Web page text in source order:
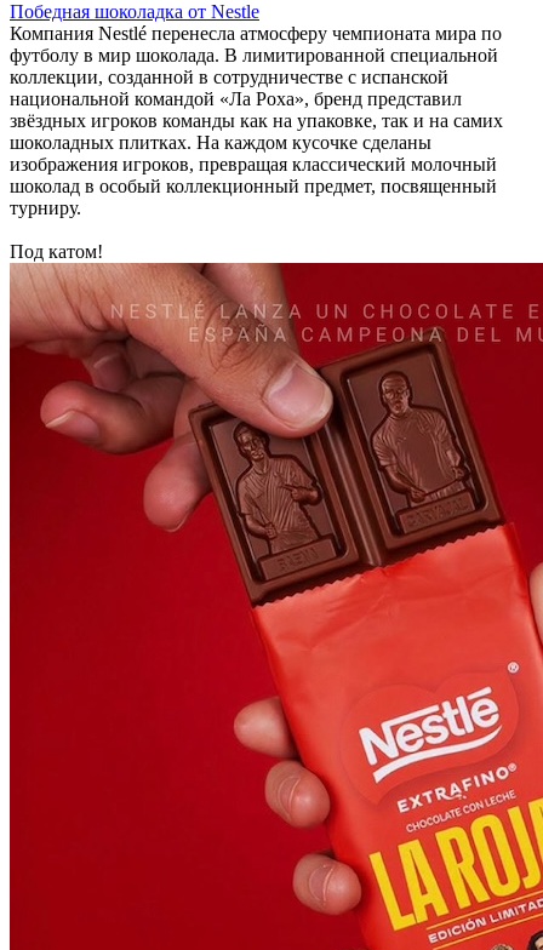
Победная шоколадка от Nestle
Компания Nestlé перенесла атмосферу чемпионата мира по
футболу в мир шоколада. В лимитированной специальной
коллекции, созданной в сотрудничестве с испанской
национальной командой «Ла Роха», бренд представил
звёздных игроков команды как на упаковке, так и на самих
шоколадных плитках. На каждом кусочке сделаны
изображения игроков, превращая классический молочный
шоколад в особый коллекционный предмет, посвященный
турниру.
Под катом!